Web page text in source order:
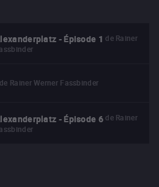
- Épisode 1 de Rainer
de Rainer Werner Fassbinder
- Épisode 6 de Rainer